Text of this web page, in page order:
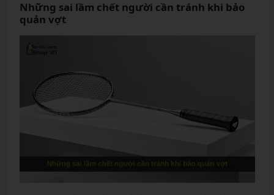
Những sai lầm chết người cần tránh khi bảo
quản vợt